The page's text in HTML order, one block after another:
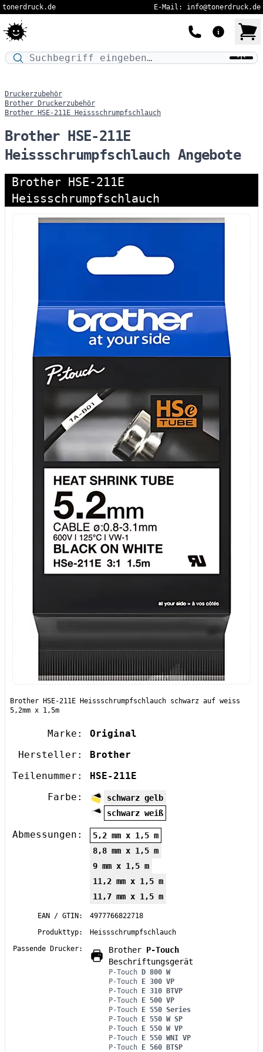
tonerdruck.de E-Mail: info@tonerdruck.de
Druckermodell oder Produktnamen eingeben…
Druckerzubehör
Brother Druckerzubehör
Brother HSE-211E Heissschrumpfschlauch
Brother HSE-211E
Heissschrumpfschlauch Angebote
Brother HSE-211E
Heissschrumpfschlauch
Brother HSE-211E Heissschrumpfschlauch schwarz auf weiss
5,2mm x 1,5m
Marke:
Original
Hersteller:
Brother
Teilenummer:
HSE-211E
Farbe:
schwarz gelb
schwarz weiß
Abmessungen:
5,2 mm x 1,5 m
8,8 mm x 1,5 m
9 mm x 1,5 m
11,2 mm x 1,5 m
11,7 mm x 1,5 m
EAN / GTIN:
4977766822718
Produkttyp:
Heissschrumpfschlauch
Passende Drucker:
Brother P-Touch
Beschriftungsgerät
P-Touch D 800 W
P-Touch E 300 VP
P-Touch E 310 BTVP
P-Touch E 500 VP
P-Touch E 550 Series
P-Touch E 550 W SP
P-Touch E 550 W VP
P-Touch E 550 WNI VP
P-Touch E 560 BTSP